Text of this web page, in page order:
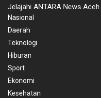
Jelajahi ANTARA News Aceh
Nasional
Daerah
Teknologi
Hiburan
Sport
Ekonomi
Kesehatan